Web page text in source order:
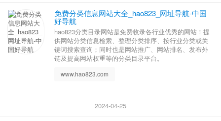
免费分类信息网站大全_hao823_网址导航-中国
好导航
hao823分类目录网站是免费收录各行业优秀的网站！提
供网站分类信息检索、整理分类排序、按行业分类或关
键词搜索查询；同时也是网站推广、网站排名、发布外
链及提高网站权重等的分类目录平台。
www.hao823.com
2024-04-25